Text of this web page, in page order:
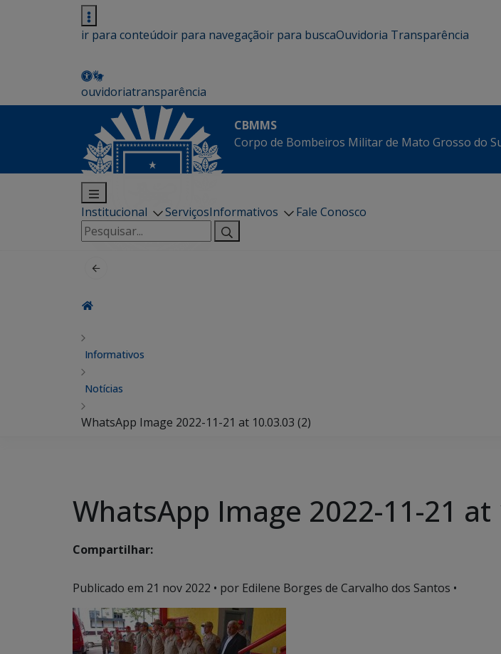
ir para conteúdoir para navegaçãoir para buscaOuvidoria Transparência
ouvidoriatransparência
CBMMS
Corpo de Bombeiros Militar de Mato Grosso do
Institucional ServiçosInformativos
Fale Conosco
Pesquisar
por:
Informativos
Notícias
WhatsApp Image 2022-11-21 at 10.03.03 (2)
WhatsApp Image 2022-11-21 at
Compartilhar:
Publicado em 21 nov 2022 • por Edilene Borges de Carvalho dos Santos •